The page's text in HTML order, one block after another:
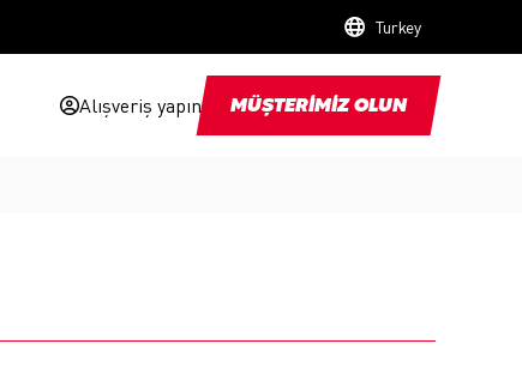
Turkey
Alışveriş yapın MÜŞTERİMİZ OLUN